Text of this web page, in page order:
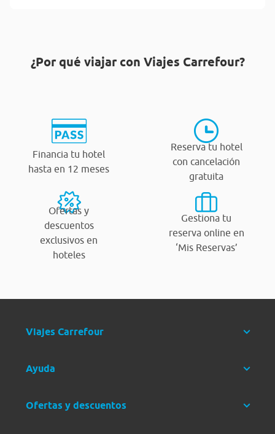
¿Por qué viajar con Viajes Carrefour?
Financia tu hotel
hasta en 12 meses
Reserva tu hotel
con cancelación
gratuita
Ofertas y
descuentos
exclusivos en
hoteles
Gestiona tu
reserva online en
‘Mis Reservas’
Viajes Carrefour
Ayuda
Ofertas y descuentos